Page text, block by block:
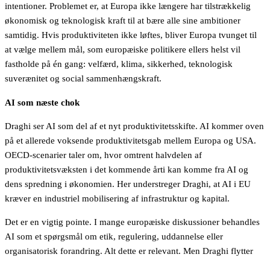
intentioner. Problemet er, at Europa ikke længere har tilstrækkelig
økonomisk og teknologisk kraft til at bære alle sine ambitioner
samtidig. Hvis produktiviteten ikke løftes, bliver Europa tvunget til
at vælge mellem mål, som europæiske politikere ellers helst vil
fastholde på én gang: velfærd, klima, sikkerhed, teknologisk
suverænitet og social sammenhængskraft.
AI som næste chok
Draghi ser AI som del af et nyt produktivitetsskifte. AI kommer oven
på et allerede voksende produktivitetsgab mellem Europa og USA.
OECD-scenarier taler om, hvor omtrent halvdelen af
produktivitetsvæksten i det kommende årti kan komme fra AI og
dens spredning i økonomien. Her understreger Draghi, at AI i EU
kræver en industriel mobilisering af infrastruktur og kapital.
Det er en vigtig pointe. I mange europæiske diskussioner behandles
AI som et spørgsmål om etik, regulering, uddannelse eller
organisatorisk forandring. Alt dette er relevant. Men Draghi flytter